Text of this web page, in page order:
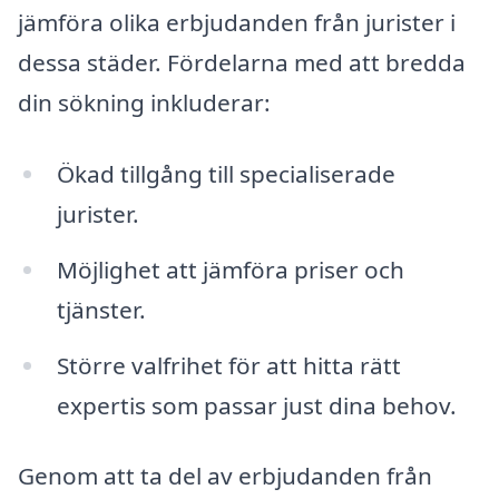
jämföra olika erbjudanden från jurister i
dessa städer. Fördelarna med att bredda
din sökning inkluderar:
Ökad tillgång till specialiserade
jurister.
Möjlighet att jämföra priser och
tjänster.
Större valfrihet för att hitta rätt
expertis som passar just dina behov.
Genom att ta del av erbjudanden från